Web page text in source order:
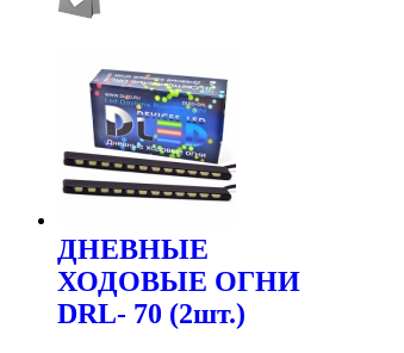
ДНЕВНЫЕ
ХОДОВЫЕ ОГНИ
DRL- 70 (2шт.)